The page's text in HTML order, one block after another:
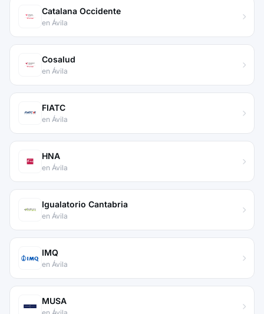
Catalana Occidente
en Ávila
Cosalud
en Ávila
FIATC
en Ávila
HNA
en Ávila
Igualatorio Cantabria
en Ávila
IMQ
en Ávila
MUSA